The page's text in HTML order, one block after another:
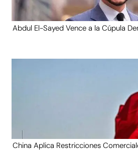
Abdul El-Sayed Vence a la Cúpula
China Aplica Restricciones